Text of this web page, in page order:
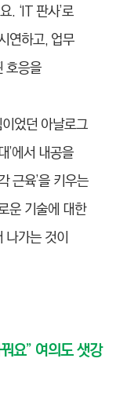
. ‘IT 판사’로
연하고, 업무
호응을
었던 아날로그
’에서 내공을
근육’을 키우는
운 기술에 대한
나가는 것이
요” 여의도 샛강